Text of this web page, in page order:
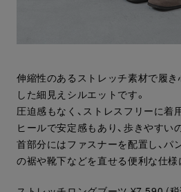
伸縮性のあるストレッチ素材で履き
した細見えシルエットです。
圧迫感もなく、ストレスフリーに着
ヒールで安定感もあり、歩きやすい
首部分にはファスナーを配置し、パ
の裾や靴下などを直せる便利な仕様